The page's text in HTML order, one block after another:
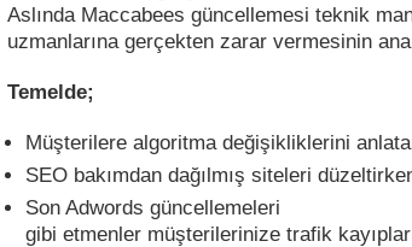
Aslında Maccabees güncellemesi teknik
uzmanlarına gerçekten zarar vermesinin
Temelde;
Müşterilere algoritma değişikliklerini
SEO bakımdan dağılmış siteleri
Son Adwords güncellemeleri
gibi etmenler müşterilerinize trafik